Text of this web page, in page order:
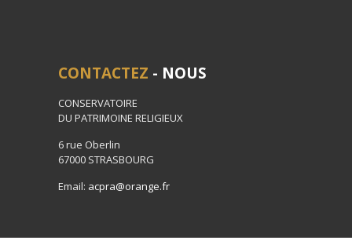
CONTACTEZ - NOUS
CONSERVATOIRE
DU PATRIMOINE RELIGIEUX
6 rue Oberlin
67000 STRASBOURG
Email: acpra@orange.fr